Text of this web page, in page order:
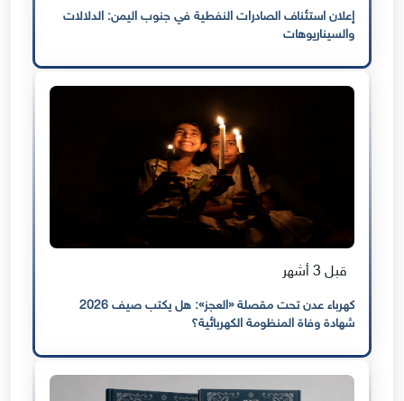
إعلان استئناف الصادرات النفطية في جنوب اليمن: الدلالات
والسيناريوهات
قبل 3 أشهر
كهرباء عدن تحت مقصلة «العجز»: هل يكتب صيف 2026
شهادة وفاة المنظومة الكهربائية؟